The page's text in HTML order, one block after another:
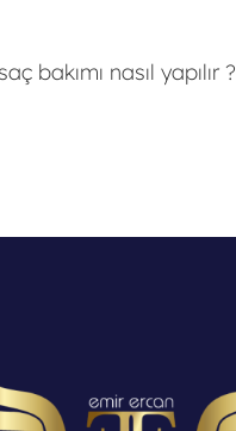
bakımı nasıl yapılır ?